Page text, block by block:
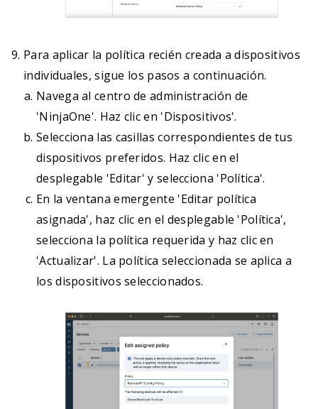
    <key>PayloadDisplayName</key>
    <key>PayloadIdentifier</key>
    <key>PayloadType</key>
    <string>com.apple.servicemanagement</string>
    <key>PayloadUUID</key>
<string>3665339A-2CDB-46C1-976E-
    <key>PayloadVersion</key>
                <dict>
                    <key>RuleType</key>
                    <string>TeamIdentifier</string>
                    <key>RuleValue</key>
                    <string>JWDCNYZ922</string>
                </dict>
            </array>
Para aplicar la política recién creada a dispositivos
individuales, sigue los pasos a continuación.
Navega al centro de administración de
'NinjaOne'. Haz clic en 'Dispositivos'.
Selecciona las casillas correspondientes de tus
dispositivos preferidos. Haz clic en el
desplegable 'Editar' y selecciona 'Política'.
En la ventana emergente 'Editar política
asignada', haz clic en el desplegable 'Política',
selecciona la política requerida y haz clic en
'Actualizar'. La política seleccionada se aplica a
los dispositivos seleccionados.